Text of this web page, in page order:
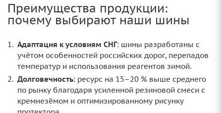
Преимущества продукции:
почему выбирают наши шины
Адаптация к условиям СНГ: шины разработаны с
учётом особенностей российских дорог, перепадов
температур и использования реагентов зимой.
Долговечность: ресурс на 15–20 % выше среднего
по рынку благодаря усиленной резиновой смеси с
кремнезёмом и оптимизированному рисунку